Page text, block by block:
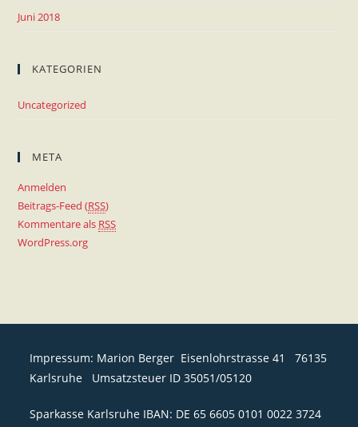
Juni 2018
KATEGORIEN
Uncategorized
META
Anmelden
Beitrags-Feed (RSS)
Kommentare als RSS
WordPress.org
Impressum: Marion Berger Eisenlohrstrasse 41 76135
Karlsruhe Umsatzsteuer ID 35051/05120
Sparkasse Karlsruhe IBAN: DE 65 6605 0101 0022 3724